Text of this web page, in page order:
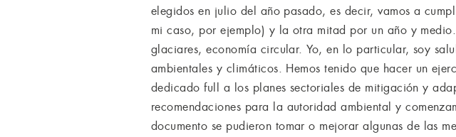
elegidos en julio del año pasado, es decir, vamos a
mi caso, por ejemplo) y la otra mitad por un año y
glaciares, economía circular. Yo, en lo particular, soy
ambientales y climáticos. Hemos tenido que hacer un
dedicado full a los planes sectoriales de mitigación y
recomendaciones para la autoridad ambiental y
documento se pudieron tomar o mejorar algunas de las